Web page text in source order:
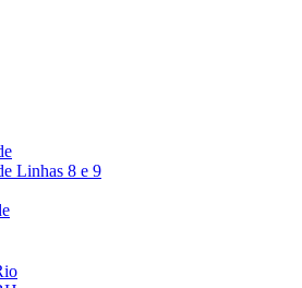
Linhas 8 e 9